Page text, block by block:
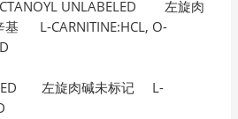
UNLABELED 左旋肉
基 L-CARNITINE:HCL, O-
左旋肉碱未标记 L-